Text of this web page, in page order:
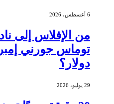
6 أغسطس، 2026
من الإفلاس إلى
دولار؟
29 يوليو، 2026